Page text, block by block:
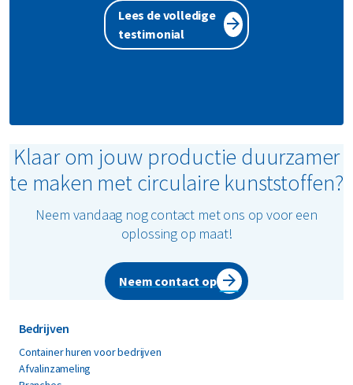
Lees de volledige
testimonial
Klaar om jouw productie duurzamer
te maken met circulaire kunststoffen?
Neem vandaag nog contact met ons op voor een
oplossing op maat!
Neem contact op
Bedrijven
Container huren voor bedrijven
Afvalinzameling